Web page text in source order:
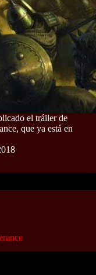
el tráiler de
que ya está en